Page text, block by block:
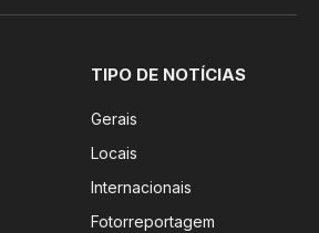
TIPO DE NOTÍCIAS
Gerais
Locais
Internacionais
Fotorreportagem